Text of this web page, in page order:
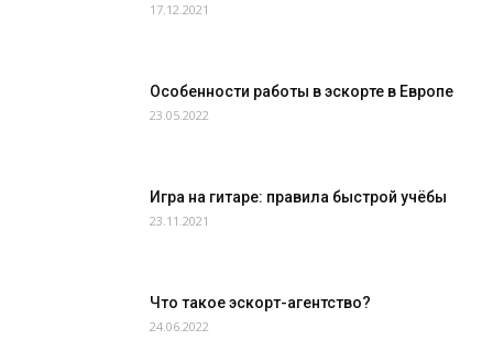
17.12.2021
Особенности работы в эскорте в Европе
23.05.2022
Игра на гитаре: правила быстрой учёбы
23.11.2021
Что такое эскорт-агентство?
24.06.2022